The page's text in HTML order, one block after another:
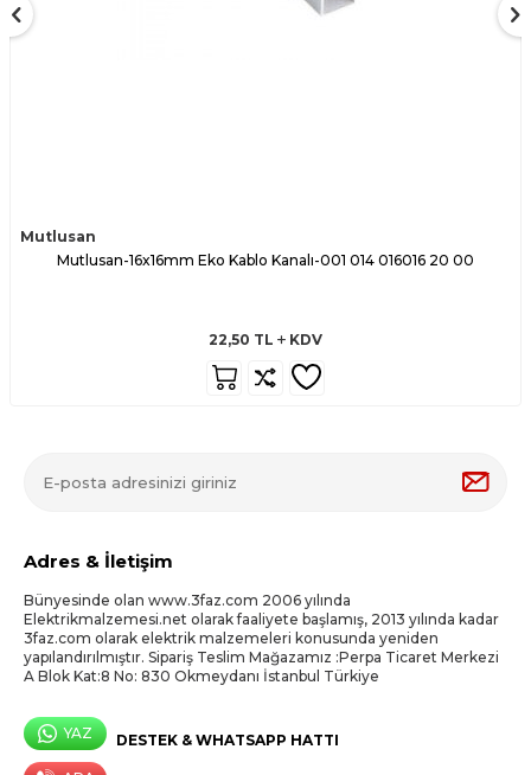
Mutlusan
Mutlusan-16x16mm Eko Kablo Kanalı-001 014 016016 20 00
22,50 TL KDV
Adres & İletişim
Bünyesinde olan www.3faz.com 2006 yılında
Elektrikmalzemesi.net olarak faaliyete başlamış, 2013 yılında kadar
3faz.com olarak elektrik malzemeleri konusunda yeniden
yapılandırılmıştır. Sipariş Teslim Mağazamız :Perpa Ticaret Merkezi
A Blok Kat:8 No: 830 Okmeydanı İstanbul Türkiye
YAZ DESTEK & WHATSAPP HATTI